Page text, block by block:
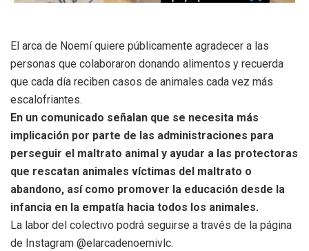
El arca de Noemí quiere públicamente agradecer a las
personas que colaboraron donando alimentos y recuerda
que cada día reciben casos de animales cada vez más
escalofriantes.
En un comunicado señalan que se necesita más
implicación por parte de las administraciones para
perseguir el maltrato animal y ayudar a las protectoras
que rescatan animales víctimas del maltrato o
abandono, así como promover la educación desde la
infancia en la empatía hacia todos los animales.
La labor del colectivo podrá seguirse a través de la página
de Instagram @elarcadenoemivlc.